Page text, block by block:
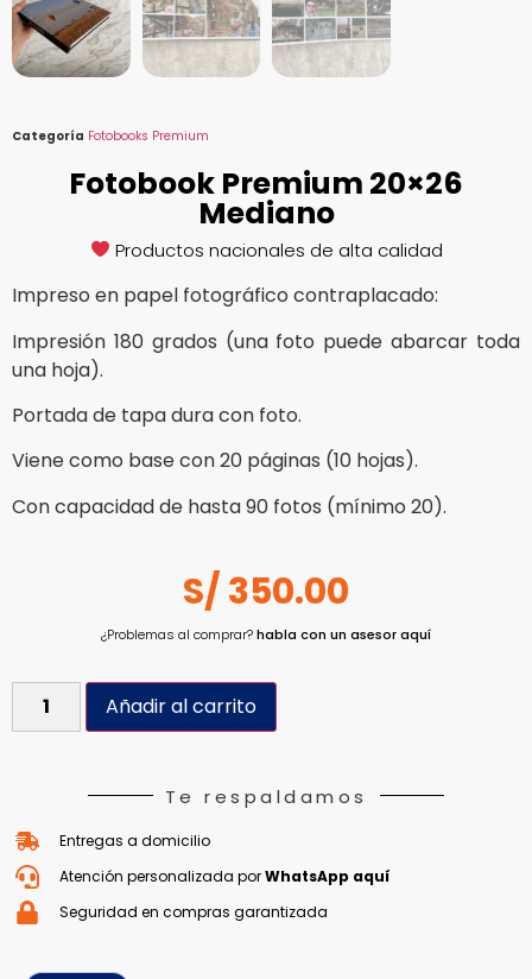
Categoría Fotobooks Premium
Fotobook Premium 20×26
Mediano
Productos nacionales de alta calidad
Impreso en papel fotográfico contraplacado:
Impresión 180 grados (una foto puede abarcar toda
una hoja).
Portada de tapa dura con foto.
Viene como base con 20 páginas (10 hojas).
Con capacidad de hasta 90 fotos (mínimo 20).
S/350.00
¿Problemas al comprar?habla con un asesor aquí
Añadir al carrito
Te respaldamos
Entregas a domicilio
Atención personalizada porWhatsApp aquí
Seguridad en compras garantizada